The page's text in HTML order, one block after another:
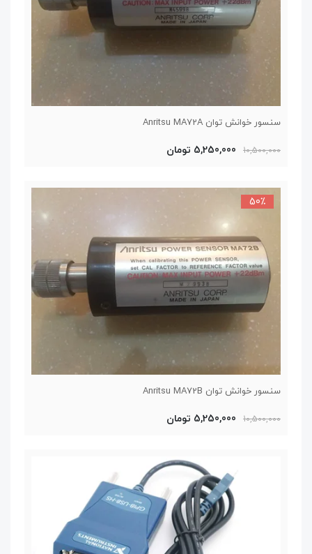
سنسور خوانش توان Anritsu MA72A
10,500,000 5,250,000 تومان
سنسور خوانش توان Anritsu MA72B
50٪
10,500,000 5,250,000 تومان